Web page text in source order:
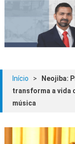
Início >
Neojiba:
transforma a vida
música